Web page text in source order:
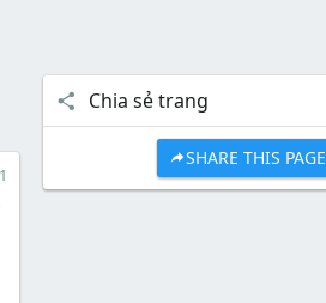
Chia sẻ trang
SHARE THIS PAGE